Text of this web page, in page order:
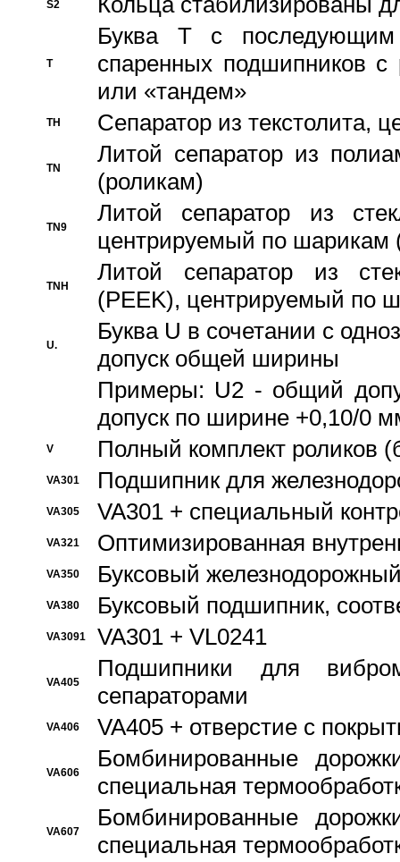
S2
T
Буква T с
спаренных подшипников
или «тандем»
TH Сепаратор из текстолита,
TN
Литой сепаратор из
(роликам)
TN9
Литой сепаратор из
центрируемый по шарикам
TNH
Литой сепаратор из
(PEEK), центрируемый по
U.
Буква U в сочетании с
допуск общей ширины
Примеры: U2 - общий
допуск по ширине +0,10/0
V Полный комплект роликов
VA301 Подшипник для
VA305 VA301 + специальный
VA321 Оптимизированная
VA350 Буксовый
VA380 Буксовый подшипник,
VA3091 VA301 + VL0241
VA405
Подшипники для
сепараторами
VA406 VA405 + отверстие с
VA606
Бомбинированные
специальная
VA607
Бомбинированные
специальная